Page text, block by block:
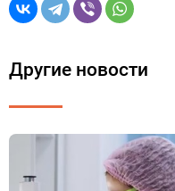
Другие новости